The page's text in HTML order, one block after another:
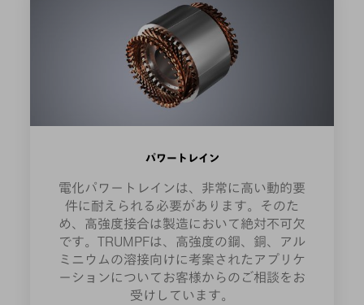
パワートレイン
電化パワートレインは、非常に高い動的要
件に耐えられる必要があります。そのた
め、高強度接合は製造において絶対不可欠
です。TRUMPFは、高強度の鋼、銅、アル
ミニウムの溶接向けに考案されたアプリケ
ーションについてお客様からのご相談をお
受けしています。